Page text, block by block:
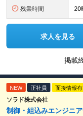
残業時間 20
求人を見る
掲載
NEW 正社員 面接情報有
ソラド株式会社
制御・組込みエンジニ